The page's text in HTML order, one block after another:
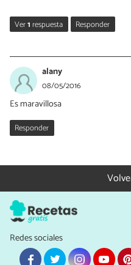
Ver1respuesta Responder
Hola alany, gracias por tu
nuestras recetas.
alany
08/05/2016
Es maravillosa
Responder
Redes sociales